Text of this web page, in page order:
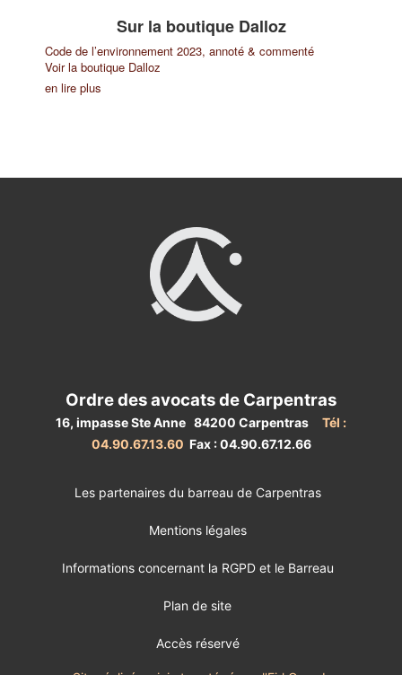
Sur la boutique Dalloz
Code de l’environnement 2023, annoté & commenté
Voir la boutique Dalloz
en lire plus
Ordre des avocats de Carpentras
16, impasse Ste Anne 84200 Carpentras
Tél :
04.90.67.13.60 Fax : 04.90.67.12.66
Les partenaires du barreau de Carpentras
Mentions légales
Informations concernant la RGPD et le Barreau
Plan de site
Accès réservé